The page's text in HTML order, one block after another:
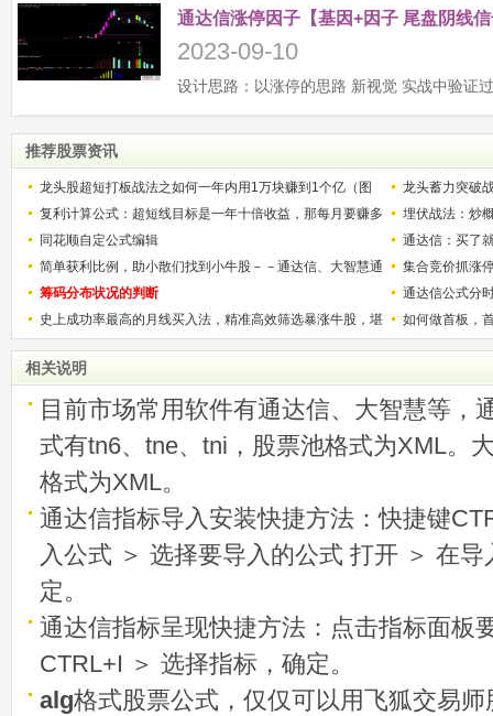
通达信涨停因子【基因+因子 尾盘阴线
2023-09-10
推荐股票资讯
龙头股超短打板战法之如何一年内用1万块赚到1个亿（图
解）
龙头蓄力突破
的技巧（图解
复利计算公式：超短线目标是一年十倍收益，那每月要赚多
少？
埋伏战法：炒
同花顺自定公式编辑
通达信：买了
简单获利比例，助小散们找到小牛股－－通达信、大智慧通
用
集合竞价抓涨
筹码分布状况的判断
通达信公式分
史上成功率最高的月线买入法，精准高效筛选暴涨牛股，堪
如何做首板，
相关说明
目前市场常用软件有通达信、大智慧等，
式有tn6、tne、tni，股票池格式为XML。
格式为XML。
通达信指标导入安装快捷方法：快捷键
入公式 ＞ 选择要导入的公式 打开 ＞ 在
定。
通达信指标呈现快捷方法：点击指标面板
CTRL+I ＞ 选择指标，确定。
alg格式股票公式，仅仅可以用飞狐交易